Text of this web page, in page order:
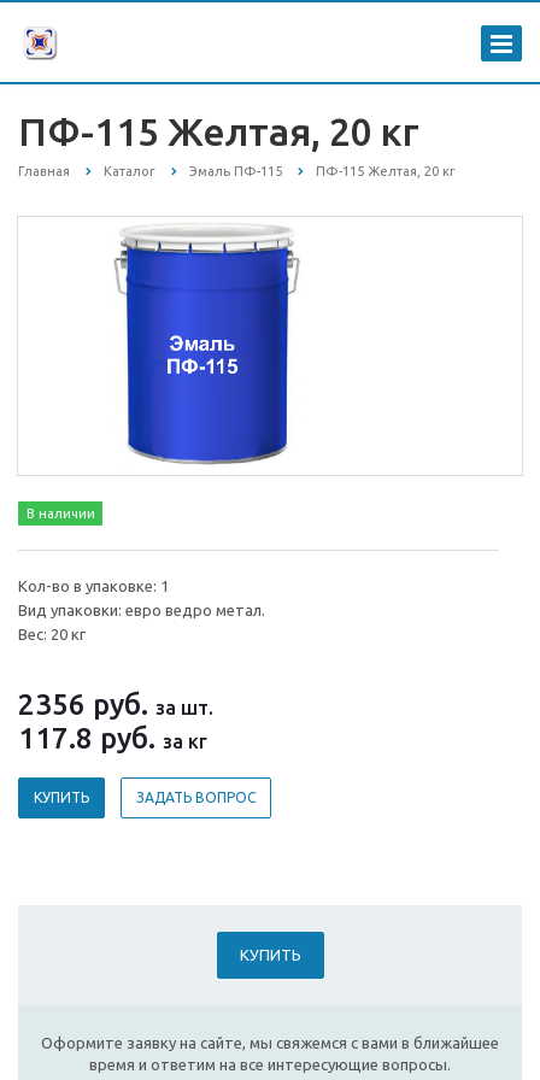
ПФ-115 Желтая, 20 кг
Главная Каталог Эмаль ПФ-115 ПФ-115 Желтая, 20 кг
В наличии
Кол-во в упаковке: 1
Вид упаковки: евро ведро метал.
Вес: 20 кг
2356 руб. за шт.
117.8 руб. за кг
КУПИТЬ ЗАДАТЬ ВОПРОС
КУПИТЬ
Оформите заявку на сайте, мы свяжемся с вами в ближайшее
время и ответим на все интересующие вопросы.